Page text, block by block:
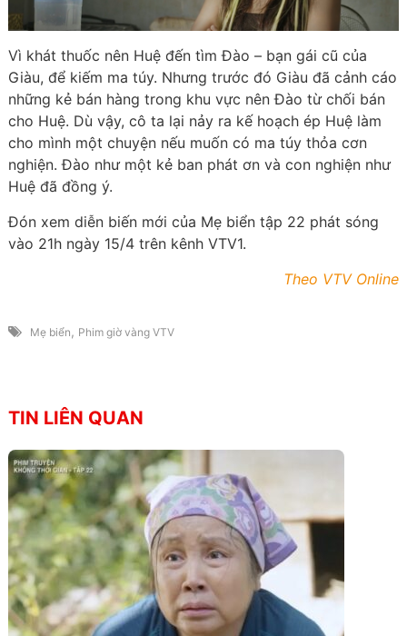
Vì khát thuốc nên Huệ đến tìm Đào – bạn gái cũ của
Giàu, để kiếm ma túy. Nhưng trước đó Giàu đã cảnh cáo
những kẻ bán hàng trong khu vực nên Đào từ chối bán
cho Huệ. Dù vậy, cô ta lại nảy ra kế hoạch ép Huệ làm
cho mình một chuyện nếu muốn có ma túy thỏa cơn
nghiện. Đào như một kẻ ban phát ơn và con nghiện như
Huệ đã đồng ý.
Đón xem diễn biến mới của Mẹ biển tập 22 phát sóng
vào 21h ngày 15/4 trên kênh VTV1.
Theo VTV Online
Mẹ biển , Phim giờ vàng VTV
TIN LIÊN QUAN